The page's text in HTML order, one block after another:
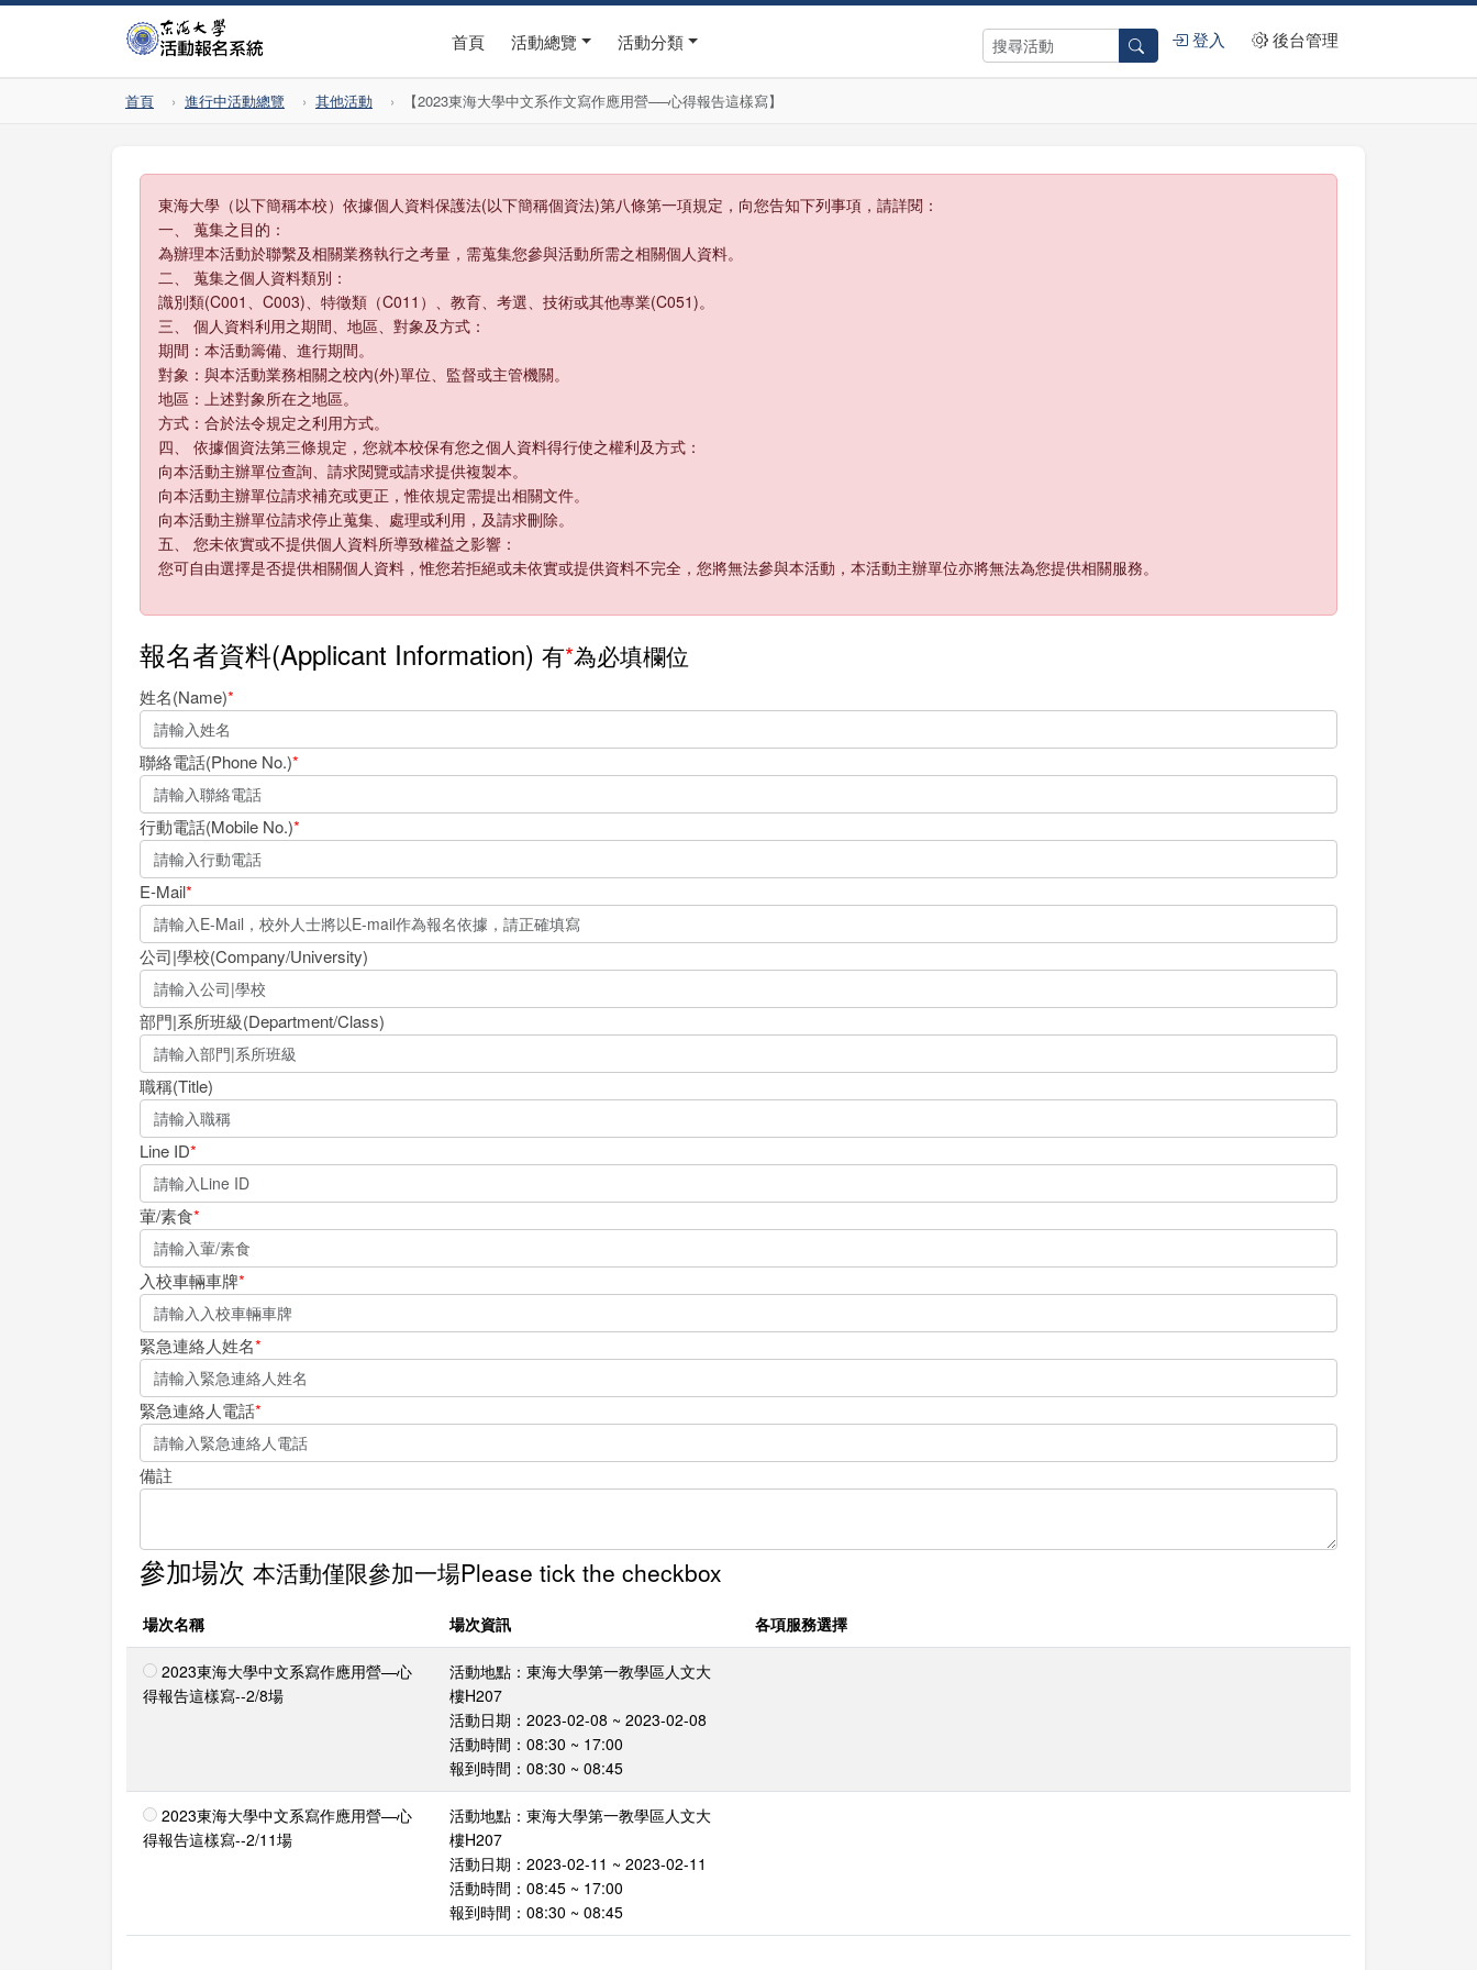
首頁 活動總覽 活動分類 登入 後台管理
首頁 進行中活動總覽 其他活動 【2023東海大學中文系作文寫作應用營──心得報告這樣寫】
東海大學（以下簡稱本校）依據個人資料保護法(以下簡稱個資法)第八條第一項規定，向您告知下列事項，請詳閱：
一、 蒐集之目的：
為辦理本活動於聯繫及相關業務執行之考量，需蒐集您參與活動所需之相關個人資料。
二、 蒐集之個人資料類別：
識別類(C001、C003)、特徵類（C011）、教育、考選、技術或其他專業(C051)。
三、 個人資料利用之期間、地區、對象及方式：
期間：本活動籌備、進行期間。
對象：與本活動業務相關之校內(外)單位、監督或主管機關。
地區：上述對象所在之地區。
方式：合於法令規定之利用方式。
四、 依據個資法第三條規定，您就本校保有您之個人資料得行使之權利及方式：
向本活動主辦單位查詢、請求閱覽或請求提供複製本。
向本活動主辦單位請求補充或更正，惟依規定需提出相關文件。
向本活動主辦單位請求停止蒐集、處理或利用，及請求刪除。
五、 您未依實或不提供個人資料所導致權益之影響：
您可自由選擇是否提供相關個人資料，惟您若拒絕或未依實或提供資料不完全，您將無法參與本活動，本活動主辦單位亦將無法為您提供相關服務。
報名者資料(Applicant Information) 有*為必填欄位
姓名(Name)*
聯絡電話(Phone No.)*
行動電話(Mobile No.)*
E-Mail*
公司|學校(Company/University)
部門|系所班級(Department/Class)
職稱(Title)
Line ID*
葷/素食*
入校車輛車牌*
緊急連絡人姓名*
緊急連絡人電話*
備註
參加場次 本活動僅限參加一場Please tick the checkbox
場次名稱 場次資訊 各項服務選擇
得報告這樣寫--2/8場
活動地點：東海大學第一教學區人文大
樓H207
活動日期：2023-02-08 ~ 2023-02-08
活動時間：08:30 ~ 17:00
報到時間：08:30 ~ 08:45
得報告這樣寫--2/11場
活動地點：東海大學第一教學區人文大
樓H207
活動日期：2023-02-11 ~ 2023-02-11
活動時間：08:45 ~ 17:00
報到時間：08:30 ~ 08:45